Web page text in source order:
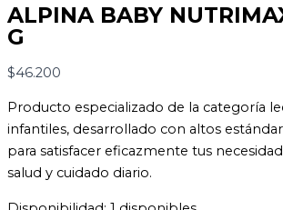
ALPINA BABY
G
$46.200
Producto especializado de la categoría
infantiles, desarrollado con altos
para satisfacer eficazmente tus
salud y cuidado diario.